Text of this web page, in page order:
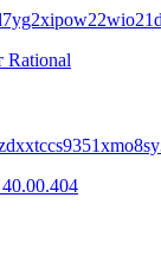
Rational